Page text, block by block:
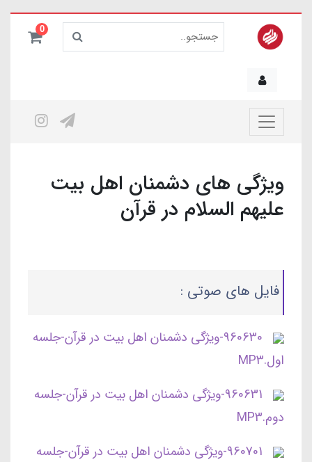
0
ویژگی های دشمنان اهل بیت
علیهم السلام در قرآن
فایل های صوتی :
960630-ویژگی دشمنان اهل بیت در قرآن-جلسه
اول.MP3
960631-ویژگی دشمنان اهل بیت در قرآن-جلسه
دوم.MP3
960701-ویژگی دشمنان اهل بیت در قرآن-جلسه